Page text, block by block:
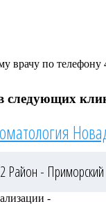
врачу по телефону
следующих
Район - Приморский
-